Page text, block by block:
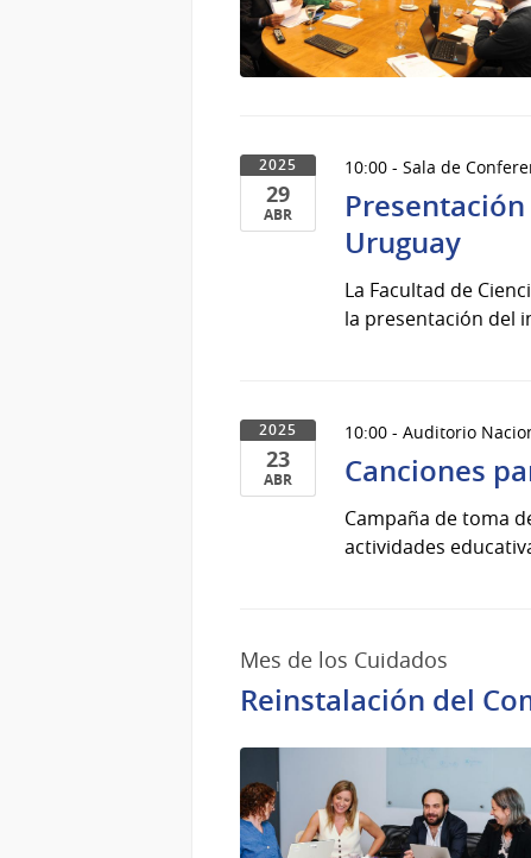
2025
29
ABR
10:00 - Sala de
Uruguay
La Facultad de
la presentación del
2025
23
ABR
10:00 - Auditorio
Canciones
Campaña de toma
actividades
Mes de los Cuidados
Reinstalación del